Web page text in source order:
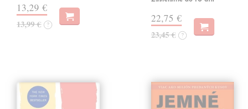
13,29 €
13,99 € ?
22,75 €
23,45 € ?